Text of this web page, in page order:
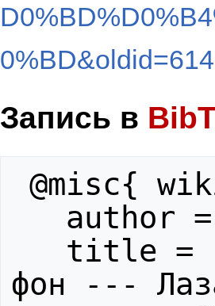
Запись в
@misc{ wiki:xxx,
фон ---